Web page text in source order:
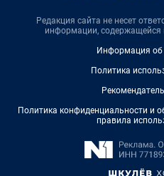
Редакция сайта не несет
информации, содержащейся
Информация об
Политика
Политика конфиденциальности и
правила